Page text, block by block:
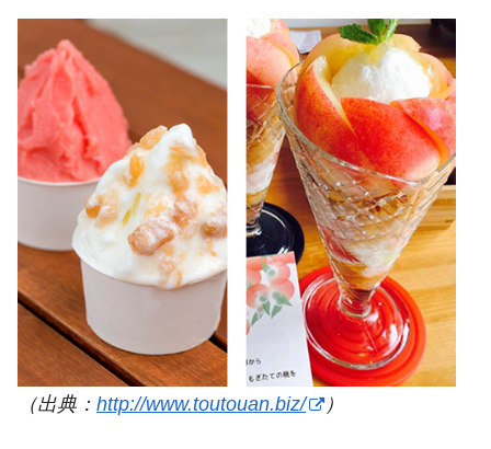
（出典： http://www.toutouan.biz/ ）